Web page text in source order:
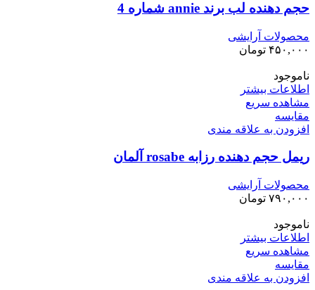
حجم دهنده لب برند annie شماره 4
محصولات آرایشی
۴۵۰,۰۰۰ تومان
ناموجود
اطلاعات بیشتر
مشاهده سریع
مقایسه
افزودن به علاقه مندی
ریمل حجم دهنده رزابه rosabe آلمان
محصولات آرایشی
۷۹۰,۰۰۰ تومان
ناموجود
اطلاعات بیشتر
مشاهده سریع
مقایسه
افزودن به علاقه مندی